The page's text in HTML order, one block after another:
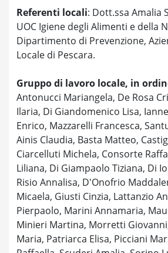
Referenti locali: Dott.ssa Amalia
UOC Igiene degli Alimenti e della
Dipartimento di Prevenzione,
Locale di Pescara.
Gruppo di lavoro locale, in
Antonucci Mariangela, De Rosa
Ilaria, Di Giandomenico Lisa,
Enrico, Mazzarelli Francesca,
Ainis Claudia, Basta Matteo,
Ciarcelluti Michela, Consorte
Liliana, Di Giampaolo Tiziana, Di
Risio Annalisa, D'Onofrio
Micaela, Giusti Cinzia, Lattanzio
Pierpaolo, Marini Annamaria,
Minieri Martina, Morretti
Maria, Patriarca Elisa, Picciani